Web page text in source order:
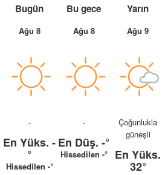
Bugün
Ağu 8
-
En Yüks.-
°
Hissedilen -°
Bu gece
Ağu 8
-
En Düş.-°
Hissedilen -°
Yarın
Ağu 9
Çoğunlukla
güneşli
En Yüks.
32°